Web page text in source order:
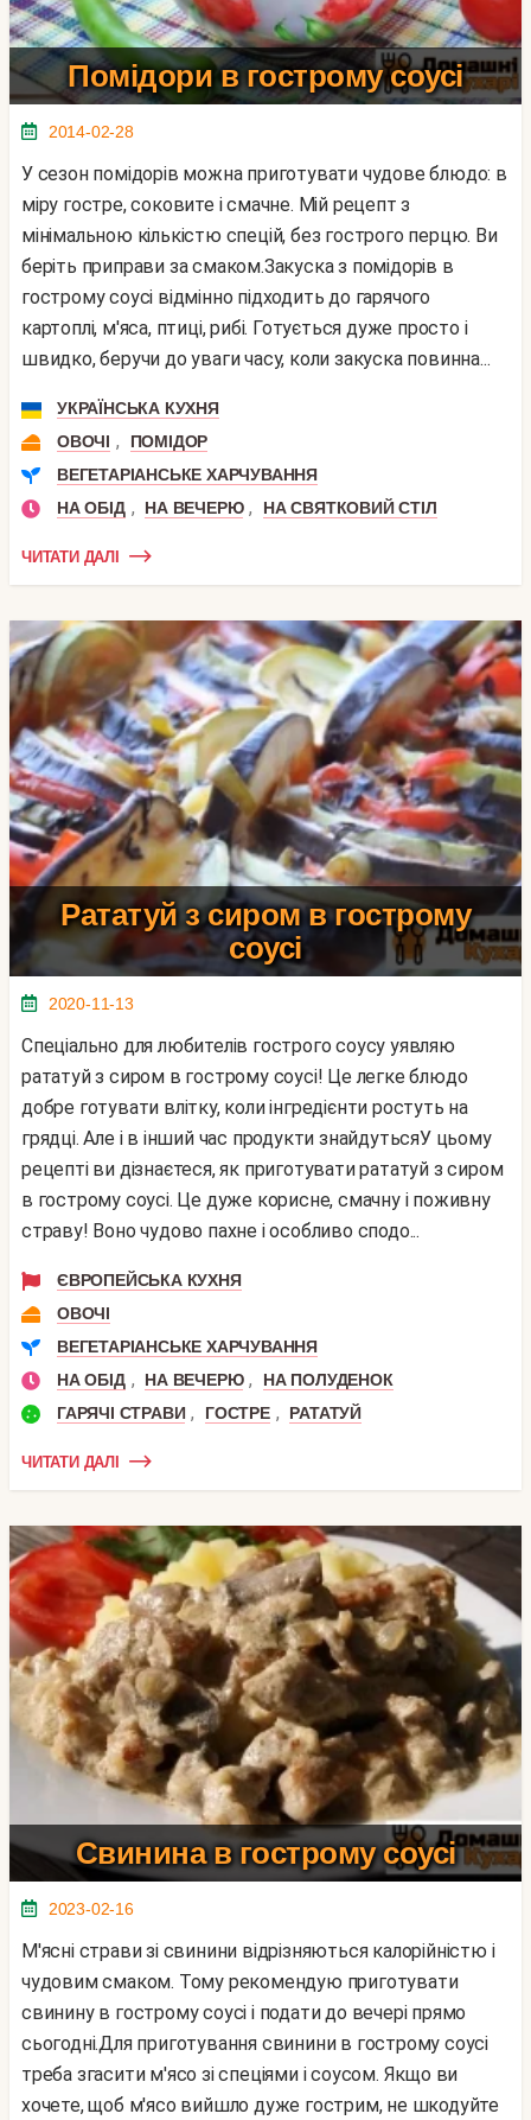
Помідори в гострому соусі
2014-02-28
У сезон помідорів можна приготувати чудове блюдо: в
міру гостре, соковите і смачне. Мій рецепт з
мінімальною кількістю спецій, без гострого перцю. Ви
беріть приправи за смаком.Закуска з помідорів в
гострому соусі відмінно підходить до гарячого
картоплі, м'яса, птиці, рибі. Готується дуже просто і
швидко, беручи до уваги часу, коли закуска повинна...
УКРАЇНСЬКА КУХНЯ
ОВОЧІ ,
ПОМІДОР
ВЕГЕТАРІАНСЬКЕ ХАРЧУВАННЯ
НА ОБІД , НА ВЕЧЕРЮ , НА СВЯТКОВИЙ СТІЛ
ЧИТАТИ ДАЛІ
Рататуй з сиром в гострому
соусі
2020-11-13
Спеціально для любителів гострого соусу уявляю
рататуй з сиром в гострому соусі! Це легке блюдо
добре готувати влітку, коли інгредієнти ростуть на
грядці. Але і в інший час продукти знайдутьсяУ цьому
рецепті ви дізнаєтеся, як приготувати рататуй з сиром
в гострому соусі. Це дуже корисне, смачну і поживну
страву! Воно чудово пахне і особливо сподо...
ЄВРОПЕЙСЬКА КУХНЯ
ОВОЧІ
ВЕГЕТАРІАНСЬКЕ ХАРЧУВАННЯ
НА ОБІД , НА ВЕЧЕРЮ ,
НА ПОЛУДЕНОК
ГАРЯЧІ СТРАВИ , ГОСТРЕ , РАТАТУЙ
ЧИТАТИ ДАЛІ
Свинина в гострому соусі
2023-02-16
М'ясні страви зі свинини відрізняються калорійністю і
чудовим смаком. Тому рекомендую приготувати
свинину в гострому соусі і подати до вечері прямо
сьогодні.Для приготування свинини в гострому соусі
треба згасити м'ясо зі спеціями і соусом. Якщо ви
хочете, щоб м'ясо вийшло дуже гострим, не шкодуйте